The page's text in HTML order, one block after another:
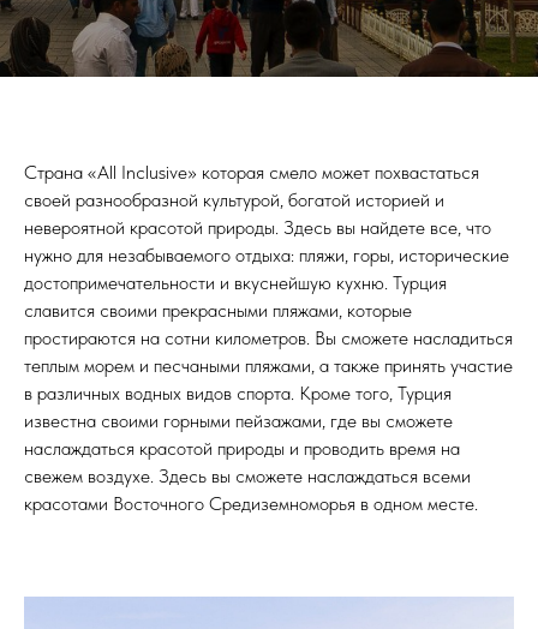
Страна <<All Inclusive>> которая смело может похвастаться
своей разнообразной культурой, богатой историей и
невероятной красотой природы. Здесь вы найдете все, что
нужно для незабываемого отдыха: пляжи, горы, исторические
достопримечательности и вкуснейшую кухню. Турция
славится своими прекрасными пляжами, которые
простираются на сотни километров. Вы сможете насладиться
теплым морем и песчаными пляжами, а также принять участие
в различных водных видов спорта. Кроме того, Турция
известна своими горными пейзажами, где вы сможете
наслаждаться красотой природы и проводить время на
свежем воздухе. Здесь вы сможете наслаждаться всеми
красотами Восточного Средиземноморья в одном месте.